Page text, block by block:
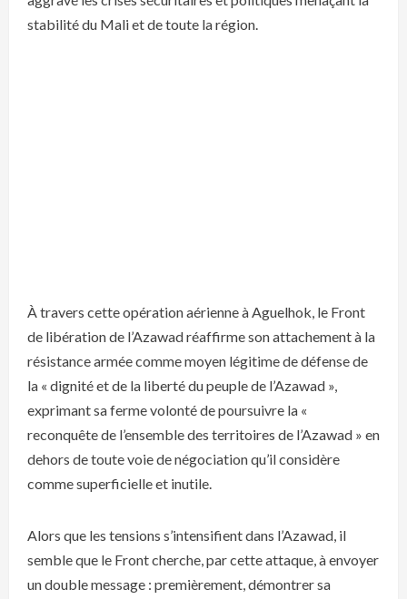
stabilité du Mali et de toute la région.
À travers cette opération aérienne à Aguelhok, le Front
de libération de l’Azawad réaffirme son attachement à la
résistance armée comme moyen légitime de défense de
la « dignité et de la liberté du peuple de l’Azawad »,
exprimant sa ferme volonté de poursuivre la «
reconquête de l’ensemble des territoires de l’Azawad » en
dehors de toute voie de négociation qu’il considère
comme superficielle et inutile.
Alors que les tensions s’intensifient dans l’Azawad, il
semble que le Front cherche, par cette attaque, à envoyer
un double message : premièrement, démontrer sa